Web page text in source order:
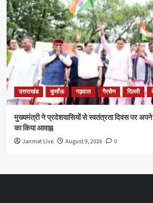
उत्तराखंड कुमाँऊ गढ़वाल गैरसैण दिल्ली
मुख्यमंत्री ने प्रदेशवासियों से स्वतंत्रता दिवस पर अपने
का किया आवाह्न
Janmat Live August 9, 2026 0